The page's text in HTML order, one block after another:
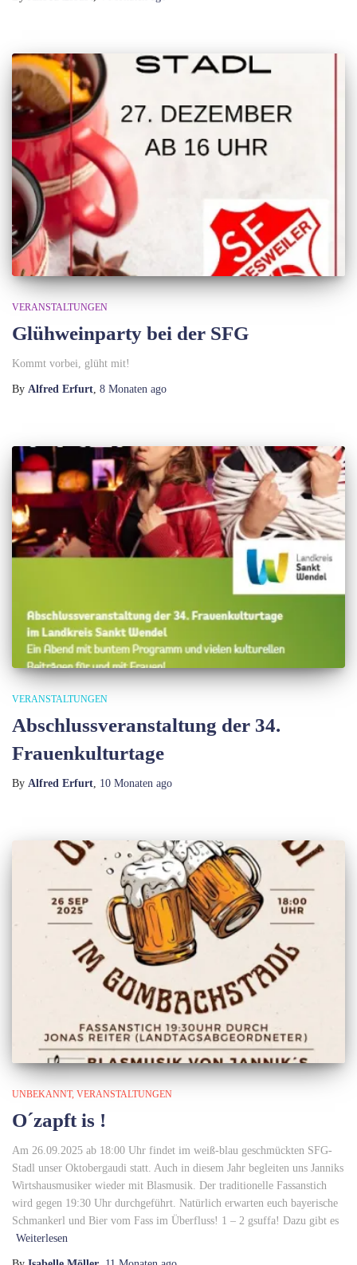
VERANSTALTUNGEN
Glühweinparty bei der SFG
Kommt vorbei, glüht mit!
By Alfred Erfurt 8 Monaten ago
VERANSTALTUNGEN
Abschlussveranstaltung der 34.
Frauenkulturtage
By Alfred Erfurt, 10 Monaten ago
UNBEKANNT VERANSTALTUNGEN
O´zapft is !
Am 26.09.2025 ab 18:00 Uhr findet im weiß-blau geschmückten SFG-
Stadl unser Oktobergaudi statt. Auch in diesem Jahr begleiten uns Janniks
Wirtshausmusiker wieder mit Blasmusik. Der traditionelle Fassanstich
wird gegen 19:30 Uhr durchgeführt. Natürlich erwarten euch bayerische
Schmankerl und Bier vom Fass im Überfluss! 1 – 2 gsuffa! Dazu gibt es
Weiterlesen